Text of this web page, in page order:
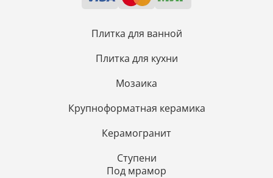
Плитка для ванной
Плитка для кухни
Мозаика
Крупноформатная керамика
Керамогранит
Ступени
Под мрамор